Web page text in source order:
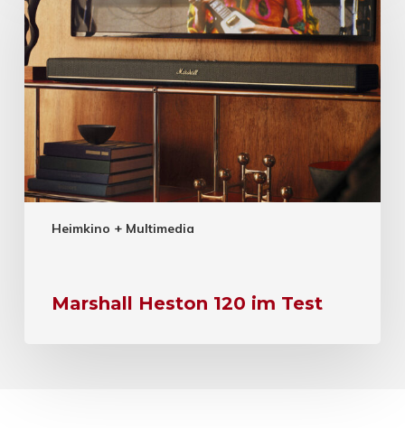
Heimkino + Multimedia
Marshall Heston 120 im Test